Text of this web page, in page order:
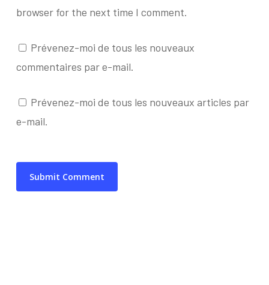
browser for the next time I comment.
Prévenez-moi de tous les nouveaux
commentaires par e-mail.
Prévenez-moi de tous les nouveaux articles par
e-mail.